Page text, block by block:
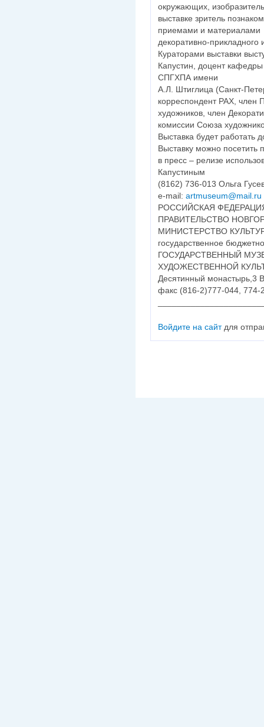
окружающих,
выставке зритель
приемами и материалами
декоративно-прикладного
Кураторами выставки
Капустин, доцент
СПГХПА имени
А.Л. Штиглица (Санкт-
корреспондент РАХ, член
художников, член
комиссии Союза
Выставка будет работать
Выставку можно посетить
в пресс – релизе
Капустиным
(8162) 736-013 Ольга
е-mail: artmuseum@mail.ru
РОССИЙСКАЯ
ПРАВИТЕЛЬСТВО
МИНИСТЕРСТВО
государственное
ГОСУДАРСТВЕННЫЙ
ХУДОЖЕСТВЕННОЙ
Десятинный монастырь,3
факс (816-2)777-044,
Войдите на сайтдля